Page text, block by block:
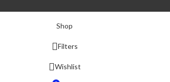
Shop
Filters
Wishlist